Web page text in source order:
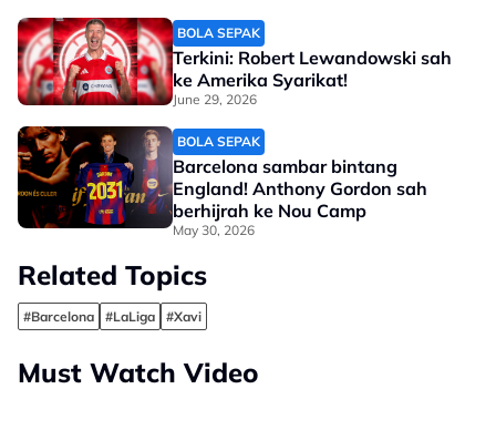
BOLA SEPAK
Terkini: Robert Lewandowski sah
ke Amerika Syarikat!
June 29, 2026
BOLA SEPAK
Barcelona sambar bintang
England! Anthony Gordon sah
berhijrah ke Nou Camp
May 30, 2026
Related Topics
#Barcelona #LaLiga #Xavi
Must Watch Video